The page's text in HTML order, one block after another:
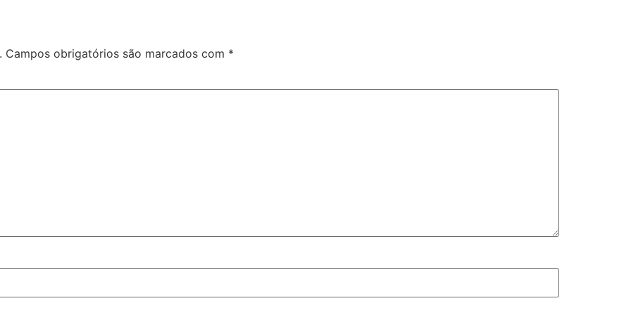
Campos obrigatórios são marcados com *